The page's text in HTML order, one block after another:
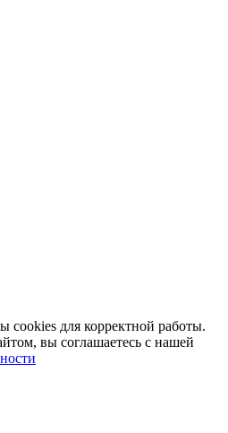
cookies для корректной работы.
вы соглашаетесь с нашей